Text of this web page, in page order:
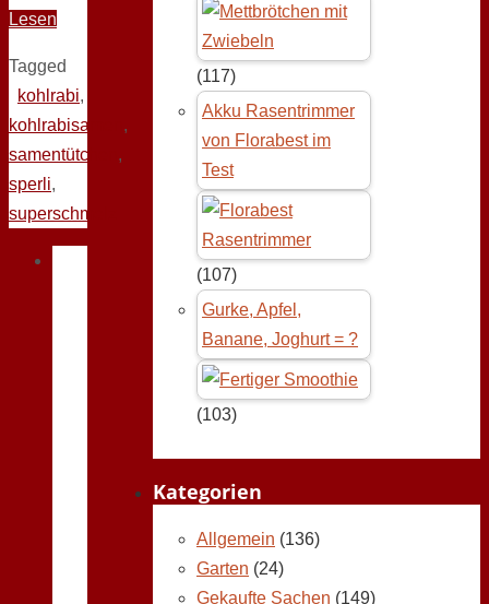
Lesen
Tagged
kohlrabi,
kohlrabisamen ,
samentütchen ,
sperli,
superschmelz
(117)
Akku Rasentrimmer
von Florabest im
Test
(107)
Gurke, Apfel,
Banane, Joghurt = ?
(103)
Kategorien
Allgemein (136)
Garten (24)
Gekaufte Sachen (149)